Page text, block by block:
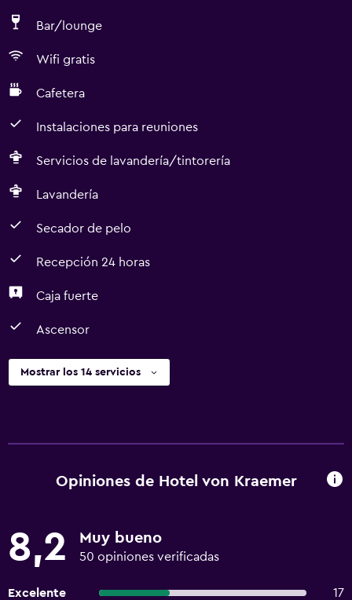
Bar/lounge
Wifi gratis
Cafetera
Instalaciones para reuniones
Servicios de lavandería/tintorería
Lavandería
Secador de pelo
Recepción 24 horas
Caja fuerte
Ascensor
Mostrar los 14 servicios
Opiniones de Hotel von Kraemer
8,2 Muy bueno
50 opiniones verificadas
Excelente
17